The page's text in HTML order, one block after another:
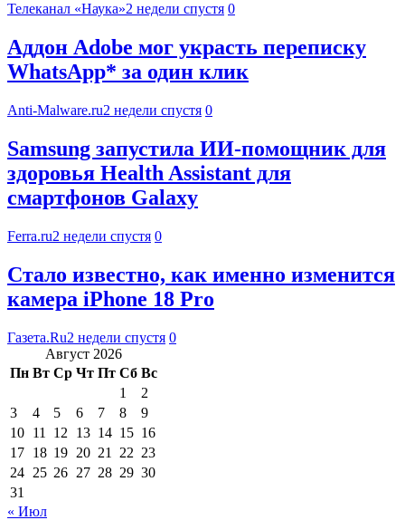
Телеканал «Наука»2 недели спустя 0
Аддон Adobe мог украсть переписку
WhatsApp* за один клик
Anti-Malware.ru2 недели спустя 0
Samsung запустила ИИ-помощник для
здоровья Health Assistant для
смартфонов Galaxy
Ferra.ru2 недели спустя 0
Стало известно, как именно изменится
камера iPhone 18 Pro
Газета.Ru2 недели спустя 0
Август 2026
Пн Вт Ср Чт Пт Сб Вс
1
2
3
4 5 6 7 8
9
10 11 12 13 14 15 16
17 18 19 20 21 22 23
24 25 26 27 28 29 30
31
« Июл